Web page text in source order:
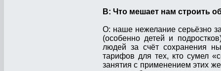
В: Что мешает нам строить
О: наше нежелание серьёзно
(особенно детей и
людей за счёт сохранения
тарифов для тех, кто сумел
занятия с применением этих